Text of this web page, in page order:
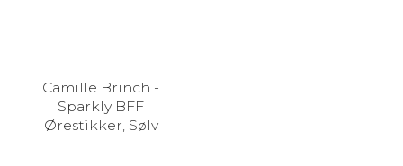
Camille Brinch -
Sparkly BFF
Ørestikker, Sølv